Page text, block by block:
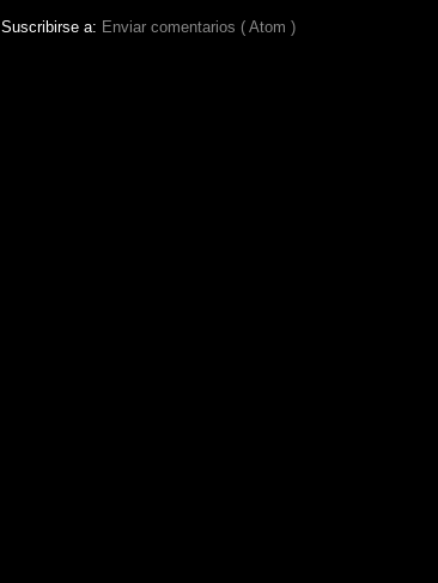
Suscribirse a: Enviar comentarios ( Atom )